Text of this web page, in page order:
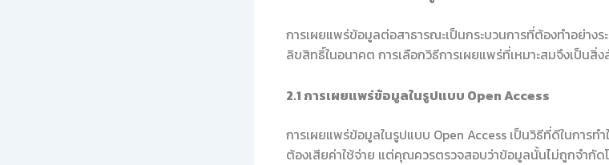
การเผยแพร่ข้อมูลต่อสาธารณะเป็นกระบวนการที่ต้องทำอย่างร
ลิขสิทธิ์ในอนาคต การเลือกวิธีการเผยแพร่ที่เหมาะสมจึงเป็นสิ่
2.1 การเผยแพร่ข้อมูลในรูปแบบ Open Access
การเผยแพร่ข้อมูลในรูปแบบ Open Access เป็นวิธีที่ดีในการท
ต้องเสียค่าใช้จ่าย แต่คุณควรตรวจสอบว่าข้อมูลนั้นไม่ถูกจำกั